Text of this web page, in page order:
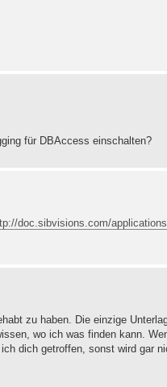
für DBAccess einschalten?
doc.sibvisions.com/
zu haben. Die einzige
wo ich was finden kann.
dich getroffen, sonst wird gar